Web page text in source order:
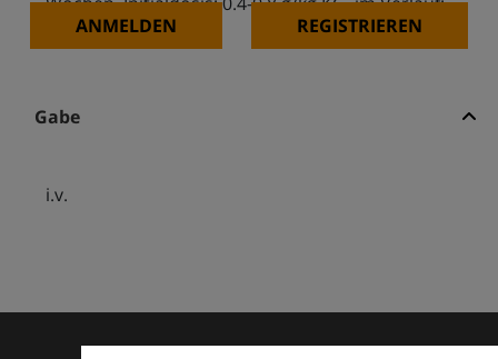
ANMELDEN REGISTRIEREN
0.2 g/kg KG alle 3
Gabe
i.v.